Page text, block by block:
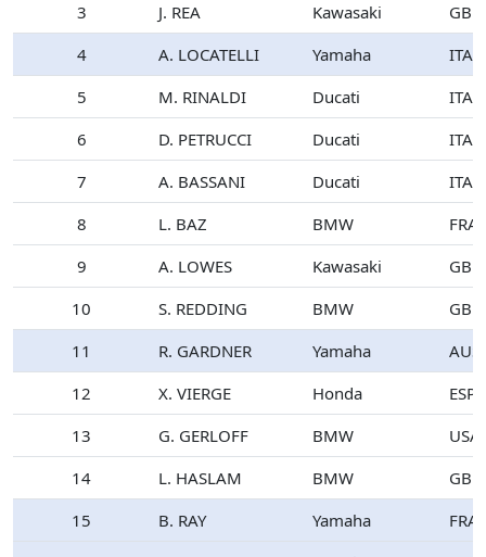
3
J. REA Kawasaki
GBR
4
A. LOCATELLI Yamaha
ITA
5
M. RINALDI Ducati
ITA
6
D. PETRUCCI Ducati
ITA
7
A. BASSANI Ducati
ITA
8
L. BAZ BMW
FRA
9
A. LOWES Kawasaki
GBR
10
S. REDDING BMW
GBR
11
R. GARDNER Yamaha
AUS
12
X. VIERGE Honda
ESP
13
G. GERLOFF BMW
USA
14
L. HASLAM BMW
GBR
15
B. RAY Yamaha
FRA